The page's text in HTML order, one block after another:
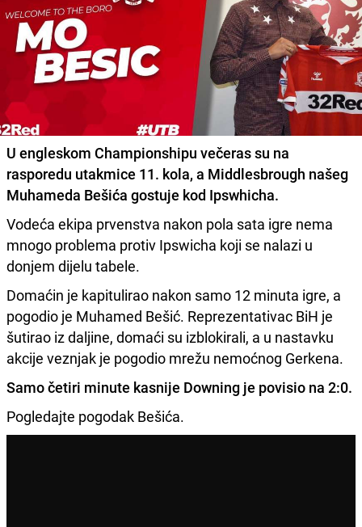
U engleskom Championshipu večeras su na
rasporedu utakmice 11. kola, a Middlesbrough našeg
Muhameda Bešića gostuje kod Ipswhicha.
Vodeća ekipa prvenstva nakon pola sata igre nema
mnogo problema protiv Ipswicha koji se nalazi u
donjem dijelu tabele.
Domaćin je kapitulirao nakon samo 12 minuta igre, a
pogodio je Muhamed Bešić. Reprezentativac BiH je
šutirao iz daljine, domaći su izblokirali, a u nastavku
akcije veznjak je pogodio mrežu nemoćnog Gerkena.
Samo četiri minute kasnije Downing je povisio na 2:0.
Pogledajte pogodak Bešića.